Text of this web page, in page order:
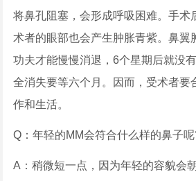
将鼻孔阻塞，会形成呼吸困难。手术
术者的眼部也会产生肿胀青紫。鼻翼
功夫才能慢慢消退，6个星期后就没
全消失要等六个月。因而，受术者要
作和生活。
Q：年轻的MM会符合什么样的鼻子
A：稍微短一点，因为年轻的容貌会